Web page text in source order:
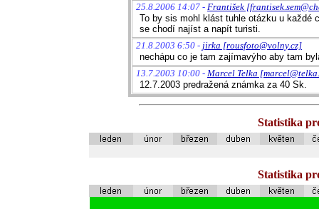
25.8.2006 14:07 - František
To by sis mohl klást tuhle otázku u každé
se chodí najíst a napít turisti.
21.8.2003 6:50 - jirka [rousfoto@volny.cz]
nechápu co je tam zajímavýho aby tam
13.7.2003 10:00 - Marcel Telka
12.7.2003 predražená známka za 40 Sk.
Statistika
Statistika